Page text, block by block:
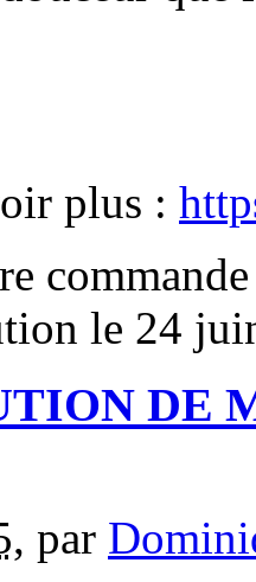
plus :
le 24
DE
, par